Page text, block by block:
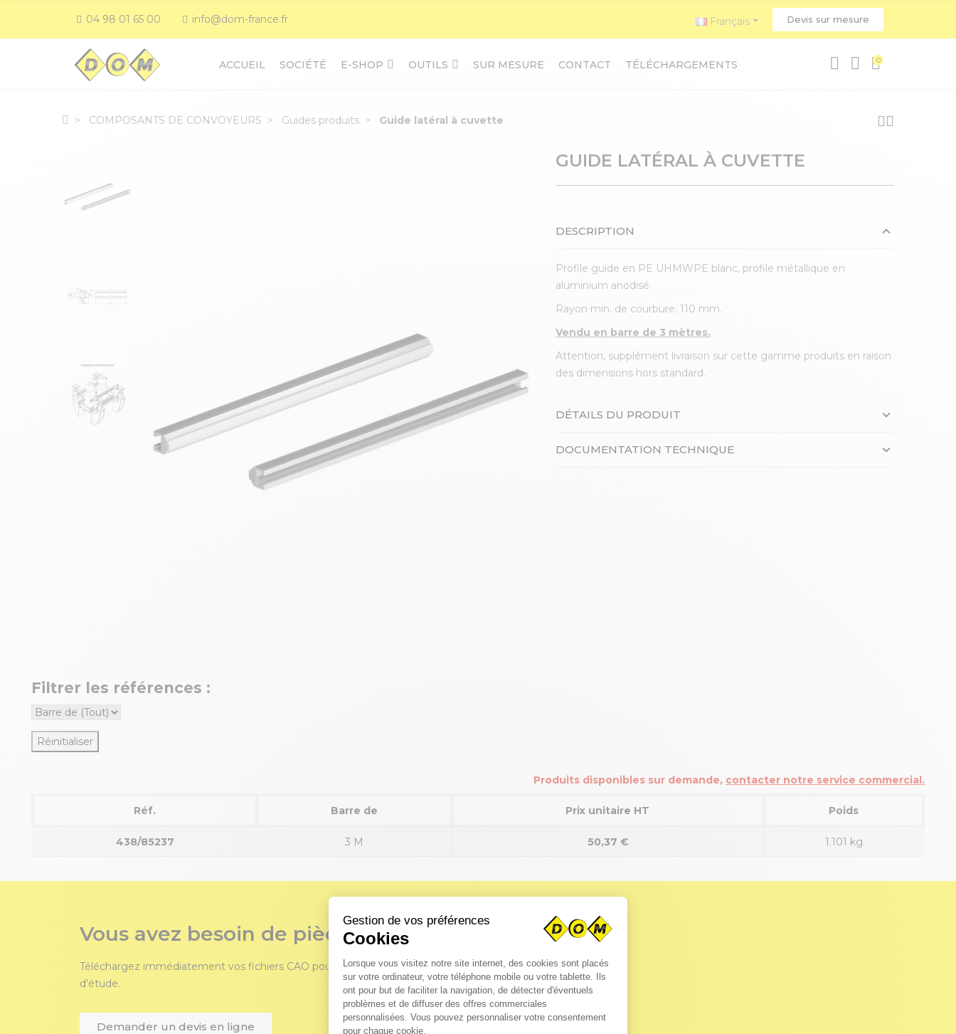
04 98 01 65 00 info@dom-france.fr Français Devis sur mesure
ACCUEIL SOCIÉTÉ E-SHOP OUTILS SUR MESURE CONTACT TÉLÉCHARGEMENTS 0
COMPOSANTS DE CONVOYEURS Guides produits Guide latéral à cuvette
GUIDE LATÉRAL À CUVETTE
DESCRIPTION
Profile guide en PE UHMWPE blanc, profile métallique en
aluminium anodisé.
Rayon min. de courbure: 110 mm.
Vendu en barre de 3 mètres.
Attention, supplément livraison sur cette gamme produits en raison
des dimensions hors standard.
DÉTAILS DU PRODUIT
DOCUMENTATION TECHNIQUE
Filtrer les références :
Réinitialiser
Produits disponibles sur demande, contacter notre service commercial.
Réf. Barre de Prix unitaire HT Poids
438/85237 3 M 50,37 € 1.101 kg
Vous avez besoin de pièces spécifiques ?
Téléchargez immédiatement vos fichiers CAO pour un traitement rapide de votre demande par notre bureau
d’étude.
Demander un devis en ligne